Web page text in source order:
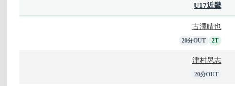
U17近畿
古澤晴也
20分OUT 2T
津村晃志
20分OUT